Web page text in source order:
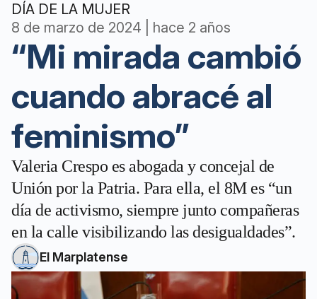
DÍA DE LA MUJER
8 de marzo de 2024 | hace 2 años
“Mi mirada cambió
cuando abracé al
feminismo”
Valeria Crespo es abogada y concejal de
Unión por la Patria. Para ella, el 8M es “un
día de activismo, siempre junto compañeras
en la calle visibilizando las desigualdades”.
El Marplatense